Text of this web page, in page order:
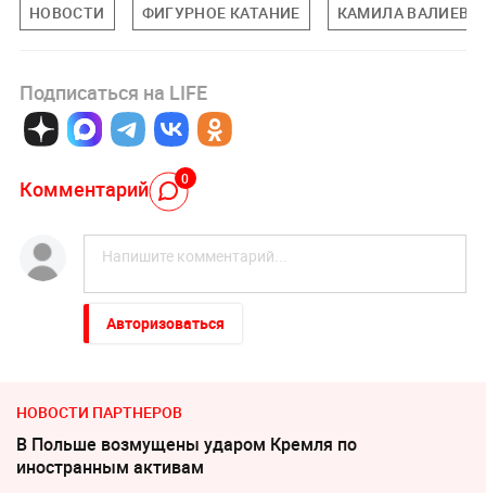
НОВОСТИ ФИГУРНОЕ КАТАНИЕ КАМИЛА ВАЛИЕВА
Подписаться на LIFE
Комментарий 0
Авторизоваться
НОВОСТИ ПАРТНЕРОВ
В Польше возмущены ударом Кремля по
иностранным активам